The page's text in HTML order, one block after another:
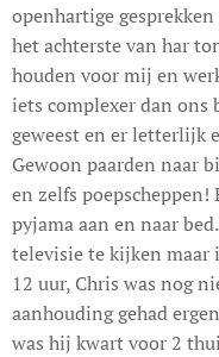
openhartige
het achterste van har
houden voor mij en
iets complexer dan ons
geweest en er letterlijk
Gewoon paarden naar
en zelfs
pyjama aan en naar
televisie te kijken maar
12 uur, Chris was nog
aanhouding gehad
was hij kwart voor 2